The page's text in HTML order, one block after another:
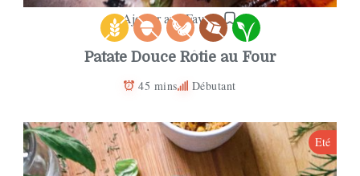
Ajouter aux Favoris
Patate Douce Rôtie au Four
45 mins Débutant
Eté